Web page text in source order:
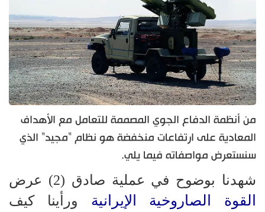
من أنظمة الدفاع الجوي المصممة للتعامل مع الأهداف
المعادية على ارتفاعات منخفضة هو نظام "مجيد" الذي
سنستعرض مواصفاته فيما يلي.
شهدنا بوضوح في عملية صادق (2) عرض
القوة الصاروخية الإيرانية ورأينا كيف